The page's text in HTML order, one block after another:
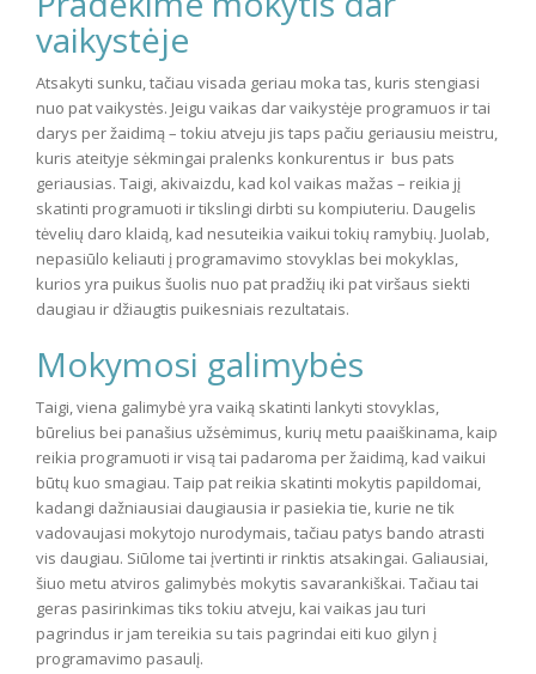
vaikystėje
Atsakyti sunku, tačiau visada geriau moka tas, kuris stengiasi
nuo pat vaikystės. Jeigu vaikas dar vaikystėje programuos ir tai
darys per žaidimą – tokiu atveju jis taps pačiu geriausiu meistru,
kuris ateityje sėkmingai pralenks konkurentus ir bus pats
geriausias. Taigi, akivaizdu, kad kol vaikas mažas – reikia jį
skatinti programuoti ir tikslingi dirbti su kompiuteriu. Daugelis
tėvelių daro klaidą, kad nesuteikia vaikui tokių ramybių. Juolab,
nepasiūlo keliauti į programavimo stovyklas bei mokyklas,
kurios yra puikus šuolis nuo pat pradžių iki pat viršaus siekti
daugiau ir džiaugtis puikesniais rezultatais.
Mokymosi galimybės
Taigi, viena galimybė yra vaiką skatinti lankyti stovyklas,
būrelius bei panašius užsėmimus, kurių metu paaiškinama, kaip
reikia programuoti ir visą tai padaroma per žaidimą, kad vaikui
būtų kuo smagiau. Taip pat reikia skatinti mokytis papildomai,
kadangi dažniausiai daugiausia ir pasiekia tie, kurie ne tik
vadovaujasi mokytojo nurodymais, tačiau patys bando atrasti
vis daugiau. Siūlome tai įvertinti ir rinktis atsakingai. Galiausiai,
šiuo metu atviros galimybės mokytis savarankiškai. Tačiau tai
geras pasirinkimas tiks tokiu atveju, kai vaikas jau turi
pagrindus ir jam tereikia su tais pagrindai eiti kuo gilyn į
programavimo pasaulį.